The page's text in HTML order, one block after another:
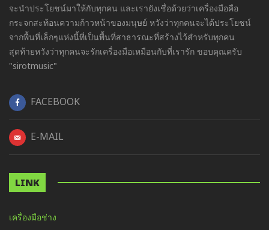
จะนำประโยชน์มาให้กับทุกคน และเรายังเชื่อด้วยว่าเครื่องมือคือ
กระจกสะท้อนความก้าวหน้าของมนุษย์ หวังว่าทุกคนจะได้ประโยชน์
จากพื้นที่เล็กๆแห่งนี้ที่เป็นพื้นที่สาธารณะที่สร้างไว้สำหรับทุกคน
สุดท้ายหวังว่าทุกคนจะรักเครื่องมือเหมือนกับที่เรารัก ขอบคุณครับ
"sirotmusic"
FACEBOOK
E-MAIL
LINK
เครื่องมือช่าง